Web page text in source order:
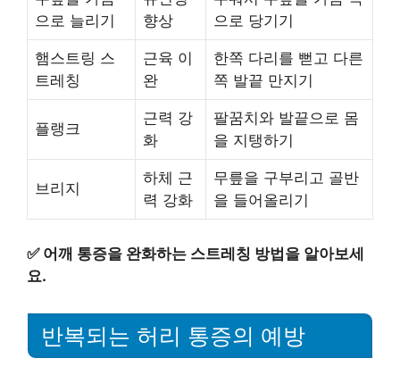
으로 늘리기
향상
으로 당기기
햄스트링 스
트레칭
근육 이
완
한쪽 다리를 뻗고 다른
쪽 발끝 만지기
플랭크
근력 강
화
팔꿈치와 발끝으로 몸
을 지탱하기
브리지
하체 근
력 강화
무릎을 구부리고 골반
을 들어올리기
✅ 어깨 통증을 완화하는 스트레칭 방법을 알아보세
요.
반복되는 허리 통증의 예방